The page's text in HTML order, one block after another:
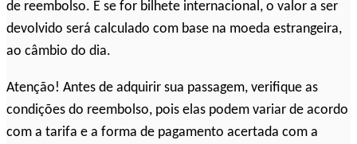
de reembolso. E se for bilhete internacional, o valor a ser
devolvido será calculado com base na moeda estrangeira,
ao câmbio do dia.
Atenção! Antes de adquirir sua passagem, verifique as
condições do reembolso, pois elas podem variar de acordo
com a tarifa e a forma de pagamento acertada com a